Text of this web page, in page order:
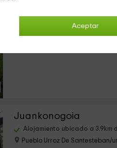
Aceptar
0 opiniones
Juankonogoia
Alojamiento ubicado a 3.9km
Pueblo Urroz De Santesteban/